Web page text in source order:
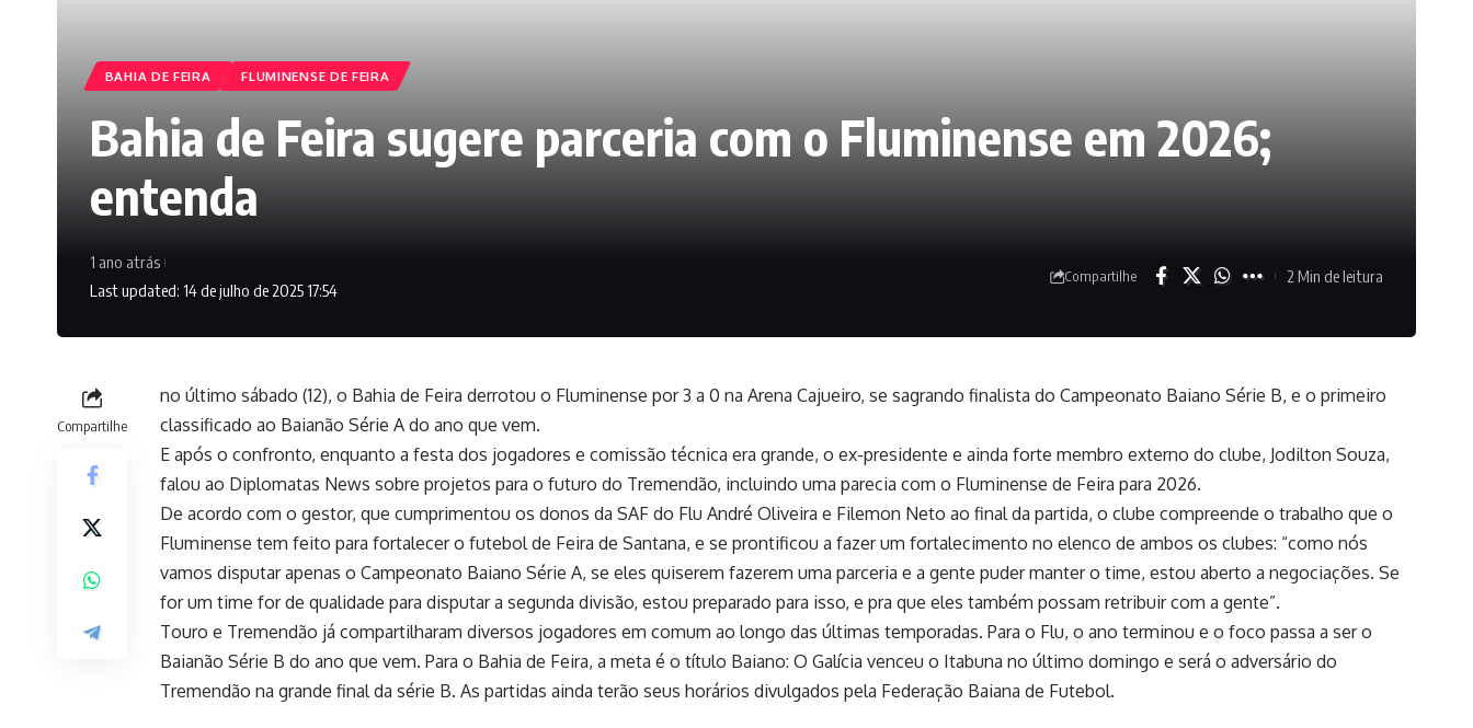
BAHIA DE FEIRA FLUMINENSE DE FEIRA
Bahia de Feira sugere parceria com o Fluminense em 2026;
entenda
Last updated: 14 de julho de 2025 17:54
1 ano atrás
Compartilhe 2 Min de leitura
Compartilhe
no último sábado (12), o Bahia de Feira derrotou o Fluminense por 3 a 0 na Arena Cajueiro, se sagrando finalista do Campeonato Baiano Série B, e o primeiro
classificado ao Baianão Série A do ano que vem.
E após o confronto, enquanto a festa dos jogadores e comissão técnica era grande, o ex-presidente e ainda forte membro externo do clube, Jodilton Souza,
falou ao Diplomatas News sobre projetos para o futuro do Tremendão, incluindo uma parecia com o Fluminense de Feira para 2026.
De acordo com o gestor, que cumprimentou os donos da SAF do Flu André Oliveira e Filemon Neto ao final da partida, o clube compreende o trabalho que o
Fluminense tem feito para fortalecer o futebol de Feira de Santana, e se prontificou a fazer um fortalecimento no elenco de ambos os clubes: “como nós
vamos disputar apenas o Campeonato Baiano Série A, se eles quiserem fazerem uma parceria e a gente puder manter o time, estou aberto a negociações. Se
for um time for de qualidade para disputar a segunda divisão, estou preparado para isso, e pra que eles também possam retribuir com a gente”.
Touro e Tremendão já compartilharam diversos jogadores em comum ao longo das últimas temporadas. Para o Flu, o ano terminou e o foco passa a ser o
Baianão Série B do ano que vem. Para o Bahia de Feira, a meta é o título Baiano: O Galícia venceu o Itabuna no último domingo e será o adversário do
Tremendão na grande final da série B. As partidas ainda terão seus horários divulgados pela Federação Baiana de Futebol.